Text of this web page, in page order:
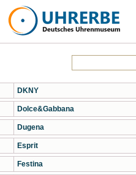
DKNY
Dolce&Gabbana
Dugena
Esprit
Festina